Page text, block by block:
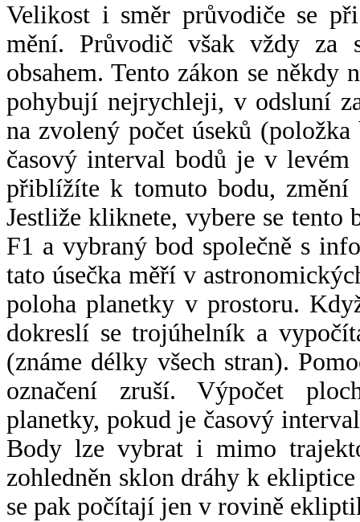
Velikost i směr průvodiče se
mění. Průvodič však vždy za
obsahem. Tento zákon se někdy
pohybují nejrychleji, v odsluní
na zvolený počet úseků
časový interval bodů je v
přiblížíte k tomuto bodu,
Jestliže kliknete, vybere se tento
F1 a vybraný bod společně s
tato úsečka měří v
poloha planetky v prostoru.
dokreslí se trojúhelník a
(známe délky všech stran).
označení zruší. Výpočet
planetky, pokud je časový
Body lze vybrat i mimo
zohledněn sklon dráhy k
se pak počítají jen v rovině